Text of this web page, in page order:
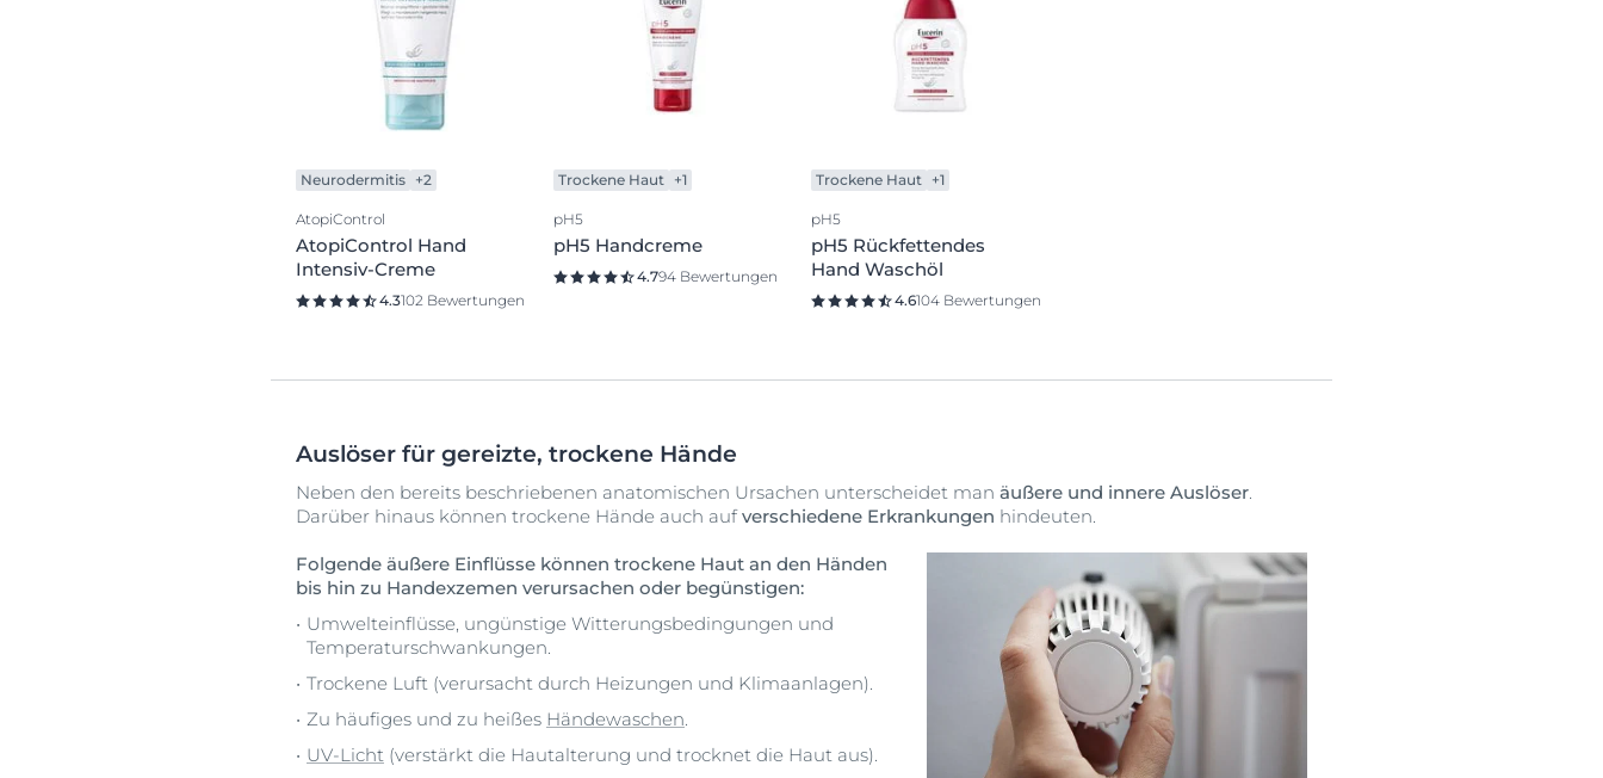
Neurodermitis +2
AtopiControl
AtopiControl Hand
Intensiv-Creme
4.3102 Bewertungen
Trockene Haut +1
pH5
pH5 Handcreme
4.794 Bewertungen
Trockene Haut +1
pH5
pH5 Rückfettendes
Hand Waschöl
4.6104 Bewertungen
Auslöser für gereizte, trockene Hände
Neben den bereits beschriebenen anatomischen Ursachen unterscheidet man äußere und innere Auslöser.
Darüber hinaus können trockene Hände auch aufverschiedene Erkrankungen hindeuten.
Folgende äußere Einflüsse können trockene Haut an den Händen
bis hin zu Handexzemen verursachen oder begünstigen:
Umwelteinflüsse, ungünstige Witterungsbedingungen und
Temperaturschwankungen.
Trockene Luft (verursacht durch Heizungen und Klimaanlagen).
Zu häufiges und zu heißes Händewaschen.
UV-Licht (verstärkt die Hautalterung und trocknet die Haut aus).